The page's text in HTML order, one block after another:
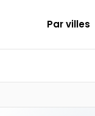
Par villes